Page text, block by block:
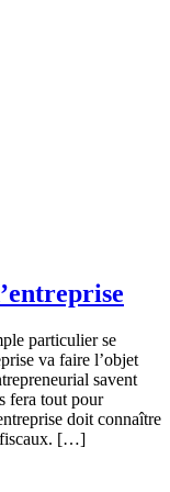
particulier se
va faire l’objet
savent
fera tout pour
doit connaître
fiscaux. […]